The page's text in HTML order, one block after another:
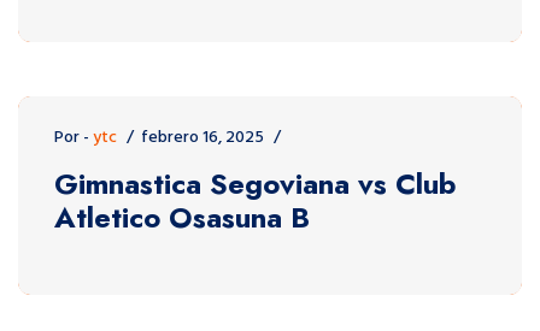
Por -ytc febrero 16, 2025
Gimnastica Segoviana vs Club
Atletico Osasuna B